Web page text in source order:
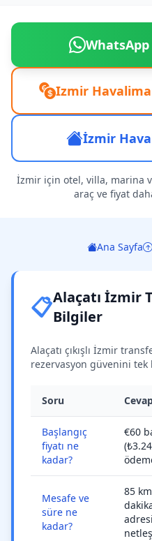
Izmir
İzmir
İzmir için otel, villa, marina
araç ve fiyat
Ana Sayfa
📋Alaçatı İzmir
Bilgiler
Alaçatı çıkışlı İzmir
rezervasyon güvenini tek
Soru
Başlangıç
fiyatı ne
kadar?
€60
Mesafe ve
süre ne
kadar?
85